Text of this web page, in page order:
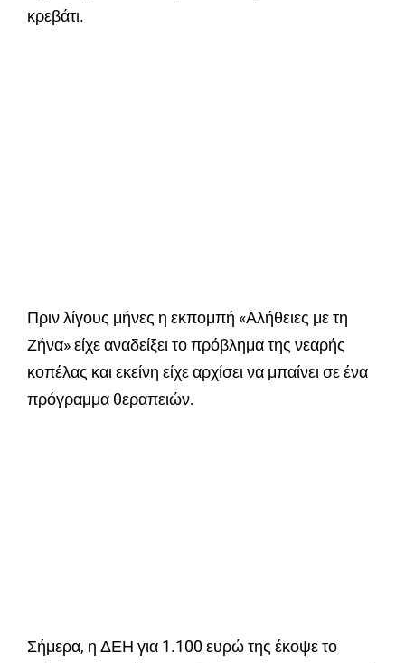
κρεβάτι.
Πριν λίγους μήνες η εκπομπή «Αλήθειες με τη
Ζήνα» είχε αναδείξει το πρόβλημα της νεαρής
κοπέλας και εκείνη είχε αρχίσει να μπαίνει σε ένα
πρόγραμμα θεραπειών.
Σήμερα, η ΔΕΗ για 1.100 ευρώ της έκοψε το